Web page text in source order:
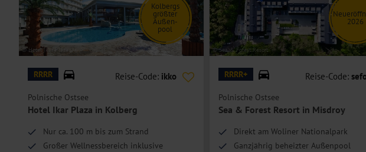
© Hotel Ikar Plaza
Kolbergs
größter
Außen-
pool
RRRR Reise-Code: ikko
Polnische Ostsee
Hotel Ikar Plaza in Kolberg
Nur ca. 100 m bis zum Strand
Großer Wellnessbereich inklusive
© Sea & Forest Resort
2026
RRRR+ Reise-Code:
Polnische Ostsee
Sea & Forest Resort in Misdroy
Direkt am Woliner Nationalpark
Ganzjährig beheizter Außenpool